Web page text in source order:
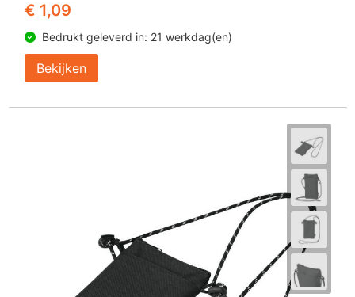
€ 1,09
Bedrukt geleverd in: 21 werkdag(en)
Bekijken